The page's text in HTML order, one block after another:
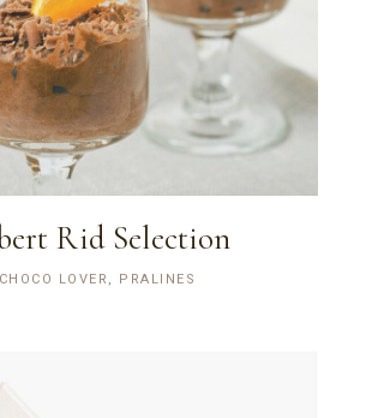
Rid Selection
CHOCO LOVER, PRALINES